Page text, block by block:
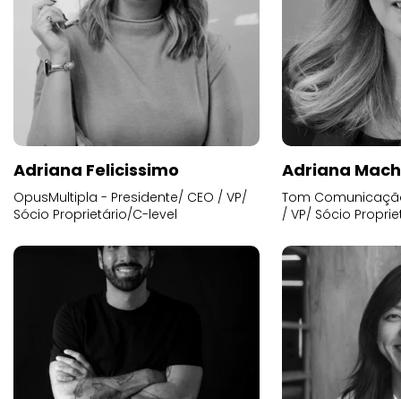
Adriana Felicissimo
OpusMultipla - Presidente/ CEO / VP/
Sócio Proprietário/C-level
Adriana
Tom
/ VP/ Sócio